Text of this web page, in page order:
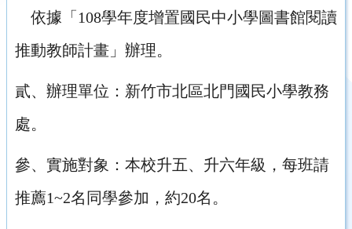
依據「108學年度增置國民中小學圖書館閱讀
推動教師計畫」辦理。
貳、辦理單位：新竹市北區北門國民小學教務
處。
參、實施對象：本校升五、升六年級，每班請
推薦1~2名同學參加，約20名。